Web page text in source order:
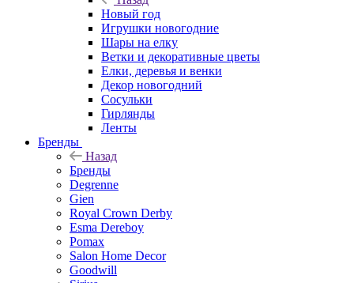
Новый год
Игрушки новогодние
Шары на елку
Ветки и декоративные цветы
Елки, деревья и венки
Декор новогодний
Сосульки
Гирлянды
Ленты
Бренды
Назад
Бренды
Degrenne
Gien
Royal Crown Derby
Esma Dereboy
Pomax
Salon Home Decor
Goodwill